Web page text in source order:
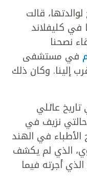
قالت
في كليفلاند
نصحنا
في مستشفى
إلينا. وكان ذلك
عائلي
نزيف في
في الهند
الذي لم يكشف
أجرته فيما